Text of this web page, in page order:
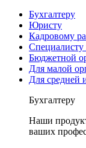
Бухгалтеру
Юристу
Кадровому
Специалисту
Бюджетной
Для малой
Для средней
Бухгалтеру
Наши
ваших